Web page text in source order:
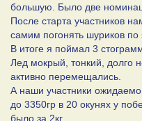
большую. Было две
После старта участников
самим погонять шуриков по
В итоге я поймал 3
Лед мокрый, тонкий, долго
активно перемещались.
А наши участники
до 3350гр в 20 окунях у
было за 2кг.